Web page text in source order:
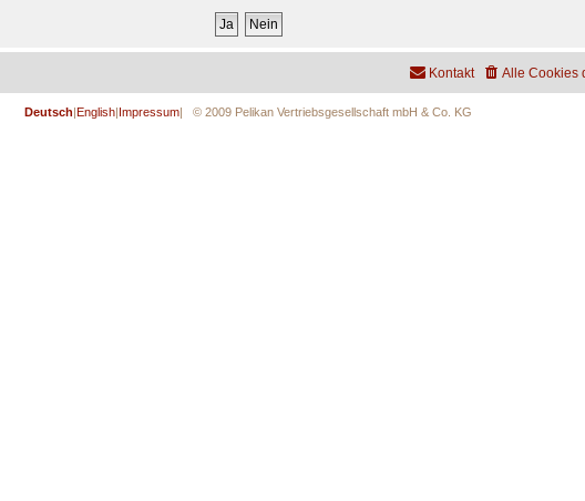
Alle Cookies
Kontakt
Deutsch|English|Impressum| © 2009 Pelikan Vertriebsgesellschaft mbH & Co. KG